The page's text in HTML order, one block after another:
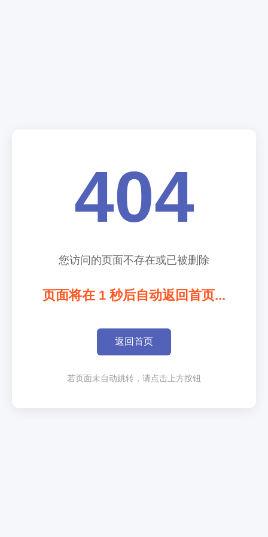
404
您访问的页面不存在或已被删除
页面将在 1 秒后自动返回首页...
返回首页
若页面未自动跳转，请点击上方按钮